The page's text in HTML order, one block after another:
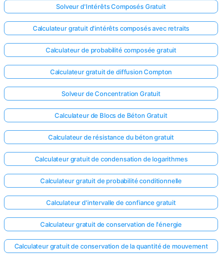
Solveur d'Intérêts Composés Gratuit
Calculateur gratuit d'intérêts composés avec retraits
Calculateur de probabilité composée gratuit
Calculateur gratuit de diffusion Compton
Solveur de Concentration Gratuit
Calculateur de Blocs de Béton Gratuit
Calculateur de résistance du béton gratuit
Calculateur gratuit de condensation de logarithmes
Calculateur gratuit de probabilité conditionnelle
Calculateur d'intervalle de confiance gratuit
Calculateur gratuit de conservation de l'énergie
Calculateur gratuit de conservation de la quantité de mouvement